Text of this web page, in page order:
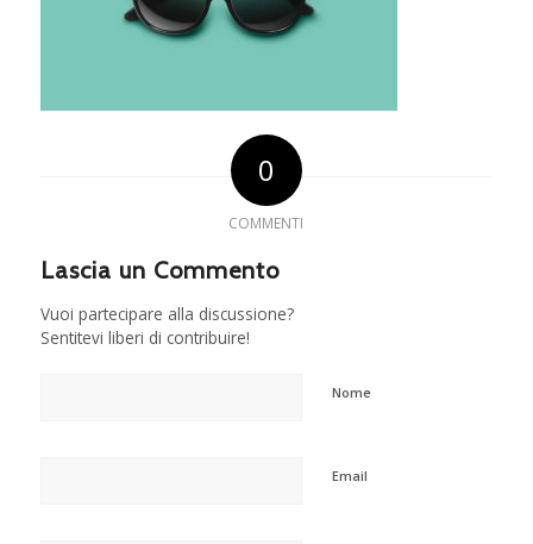
0
COMMENTI
Lascia un Commento
Vuoi partecipare alla discussione?
Sentitevi liberi di contribuire!
Nome
Email